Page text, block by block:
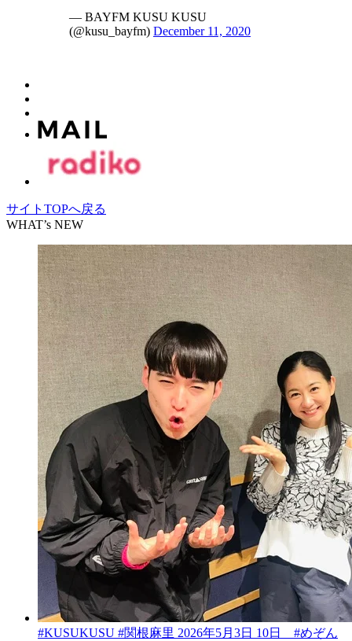
— BAYFM KUSU KUSU
(@kusu_bayfm) December 11, 2020
サイトTOPへ戻る
WHAT’s NEW
#KUSUKUSU #関根麻里 2026年5月3日 10日 #めぞん